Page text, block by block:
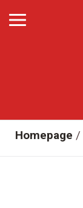
Homepage /